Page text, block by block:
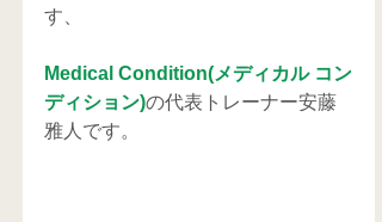
す、
Medical Condition(メディカル コン
ディション)の代表トレーナー安藤
雅人です。